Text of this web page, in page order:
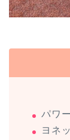
パワ
ヨネ